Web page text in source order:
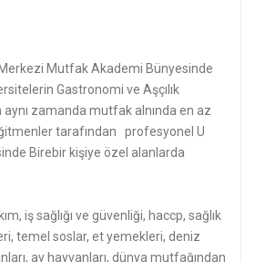
Mutfak Akademi Bünyesinde
Gastronomi ve Aşçılık
zamanda mutfak alnında en az
tarafından profesyonel U
Birebir kişiye özel alanlarda
iş sağlığı ve güvenliği, haccp, sağlık
temel soslar, et yemekleri, deniz
av hayvanları, dünya mutfağından